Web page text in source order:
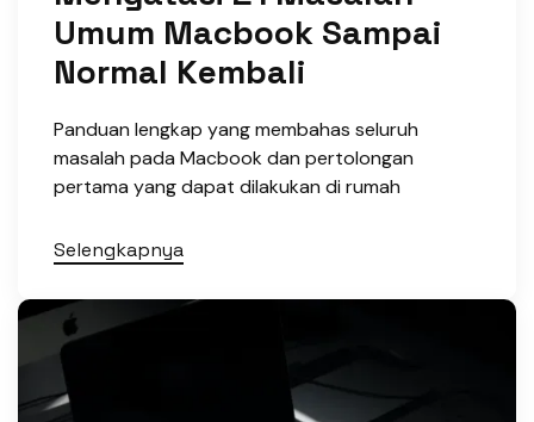
Umum Macbook Sampai
Normal Kembali
Panduan lengkap yang membahas seluruh
masalah pada Macbook dan pertolongan
pertama yang dapat dilakukan di rumah
Selengkapnya